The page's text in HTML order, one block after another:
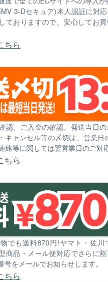
3-Dセキュア)本人認証に対
ておりますので、安心してお
ちら
認、ご入金の確認、発送当日
キャンセル等の〆切は、営業日
絡等に関しては翌営業日のご対
ちら
でも送料870円!ヤマト・佐川
商品・メール便対応でさらに
号をメールでお知らせします。
ちら